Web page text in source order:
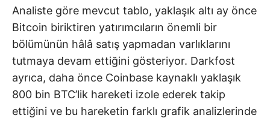
Analiste göre mevcut tablo, yaklaşık altı ay önce
Bitcoin biriktiren yatırımcıların önemli bir
bölümünün hâlâ satış yapmadan varlıklarını
tutmaya devam ettiğini gösteriyor. Darkfost
ayrıca, daha önce Coinbase kaynaklı yaklaşık
800 bin BTC’lik hareketi izole ederek takip
ettiğini ve bu hareketin farklı grafik analizlerinde